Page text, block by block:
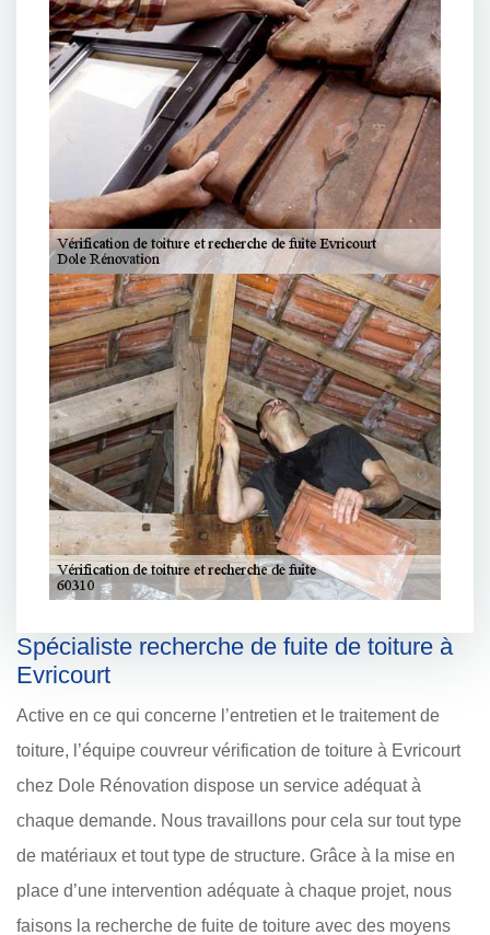
Spécialiste recherche de fuite de toiture à
Evricourt
Active en ce qui concerne l’entretien et le traitement de
toiture, l’équipe couvreur vérification de toiture à Evricourt
chez Dole Rénovation dispose un service adéquat à
chaque demande. Nous travaillons pour cela sur tout type
de matériaux et tout type de structure. Grâce à la mise en
place d’une intervention adéquate à chaque projet, nous
faisons la recherche de fuite de toiture avec des moyens